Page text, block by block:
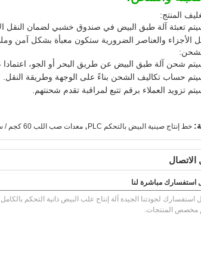
المنتج:
تعبئة آلة طبق البيض في صندوق خشبي لضمان النقل
الأجزاء والعناصر الضرورية ستكون معبأة بشكل آمن
شحن آلة طبق البيض عن طريق البحر أو الجو، اعتمادا
حساب تكاليف الشحن بناءً على الوجهة وطريقة النقل.
تزويد العملاء برقم تتبع لمراقبة تقدم شحنتهم.
خط إنتاج صينية البيض بالتحكم PLC , معدات صب اللب 60 كجم / ساعة
الاتصال
استفسارك مباشرة لنا